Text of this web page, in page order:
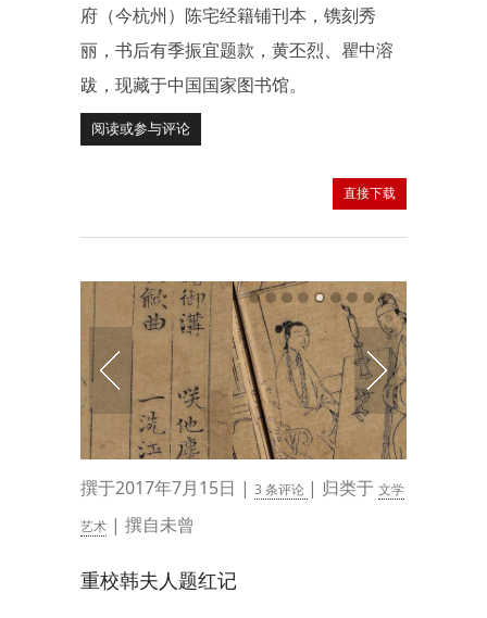
府（今杭州）陈宅经籍铺刊本，镌刻秀
丽，书后有季振宜题款，黄丕烈、瞿中溶
跋，现藏于中国国家图书馆。
阅读或参与评论
直接下载
撰于2017年7月15日 | 3 条评论 | 归类于 文学
艺术 | 撰自未曾
重校韩夫人题红记